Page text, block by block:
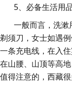
5、必备生活用品
一般而言，洗漱
剃须刀，女士如遇
一条充电线，在入
在山腰、山顶等高
值得注意的，西藏